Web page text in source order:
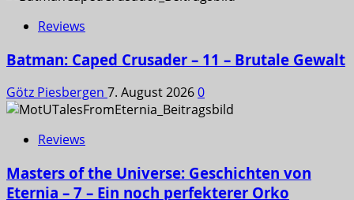
Reviews
Batman: Caped Crusader – 11 – Brutale Gewalt
Götz Piesbergen 7. August 20260
Reviews
Masters of the Universe: Geschichten von
Eternia – 7 – Ein noch perfekterer Orko